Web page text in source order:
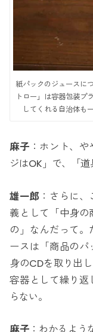
紙パックのジュースに
トロー」は容器包装プ
してくれる自治体も
麻子 ：ホント、
ジはOK」で、「道
雄一郎 ：さらに
義として「中身の
の」なんだって
ースは「商品の
身のCDを取り出
容器として繰り返
らない。